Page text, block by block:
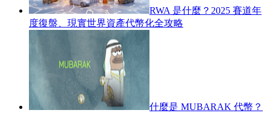
RWA 是什麼？2025 賽道年
度復盤、現實世界資產代幣化全攻略
什麼是 MUBARAK 代幣？